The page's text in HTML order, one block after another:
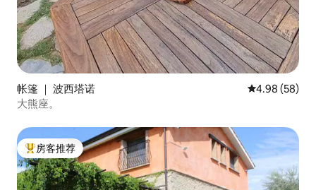
帐篷 ｜ 波西塔诺 平均评分 4.98
4.98 (58)
大熊座。
热门「房客推荐」
房客推荐